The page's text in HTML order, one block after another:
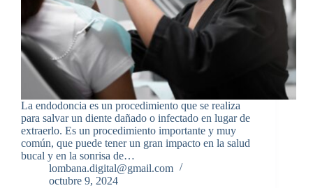
La endodoncia es un procedimiento que se realiza
para salvar un diente dañado o infectado en lugar de
extraerlo. Es un procedimiento importante y muy
común, que puede tener un gran impacto en la salud
bucal y en la sonrisa de…
lombana.digital@gmail.com
octubre 9, 2024